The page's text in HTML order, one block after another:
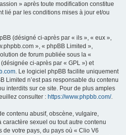
» après toute modification constitue
lié par les conditions mises à jour et/ou
(désigné ci-après par « ils », « eux »,
», « phpBB Limited »,
de forum publiée sous la «
(désignée ci-après par « GPL ») et
. Le logiciel phpBB facilite uniquement
Limited n’est pas responsable du contenu
interdits sur ce site. Pour de plus amples
consulter : https://www.phpbb.com/.
contenu abusif, obscène, vulgaire,
sexuel ou tout autre contenu
votre pays, du pays où « Clio V6